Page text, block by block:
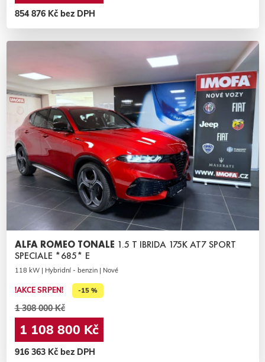
854 876 Kč bez DPH
ALFA ROMEO TONALE 1.5 T IBRIDA 175K AT7 SPORT
SPECIALE *685* E
118 kW | Hybridní - benzin | Nové
!AKCE SRPEN! -15 %
1 308 000 Kč
1 108 800 Kč
916 363 Kč bez DPH